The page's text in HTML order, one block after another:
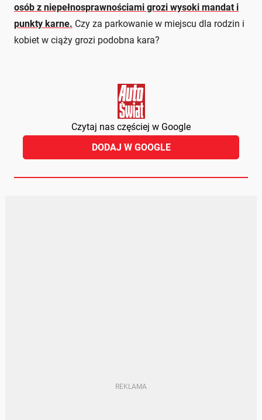
osób z niepełnosprawnościami grozi wysoki mandat i
punkty karne. Czy za parkowanie w miejscu dla rodzin i
kobiet w ciąży grozi podobna kara?
Czytaj nas częściej w Google
DODAJ W GOOGLE